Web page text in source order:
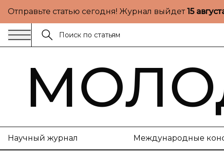
Отправьте статью сегодня! Журнал выйдет15
Научный журнал Международные